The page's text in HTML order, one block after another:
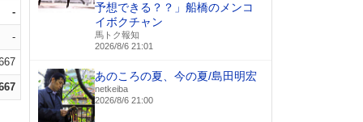
-
-
予想できる？？」船橋のメンコ
イボクチャン
馬トク報知
2026/8/6 21:01
あのころの夏、今の夏/島田明宏
netkeiba
2026/8/6 21:00